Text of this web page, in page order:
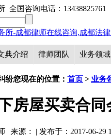
全国咨询电话：13438825761
典介绍 律师团队 业务领域
纷您现在的位置： 首页 > 业务
房屋买卖合同
| 来源： | 发布于：2017-06-29